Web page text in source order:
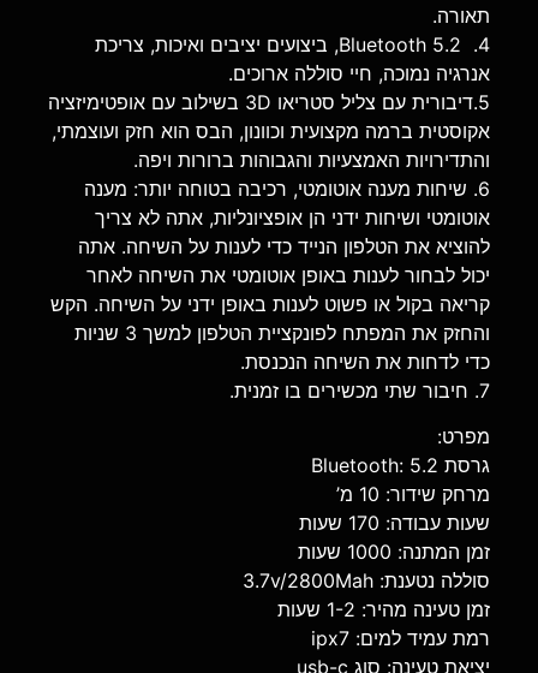
תאורה.
4. 5.2 Bluetooth, ביצועים יציבים ואיכות, צריכת
אנרגיה נמוכה, חיי סוללה ארוכים.
5.דיבורית עם צליל סטריאו 3D בשילוב עם אופטימיזציה
אקוסטית ברמה מקצועית וכוונון, הבס הוא חזק ועוצמתי,
והתדירויות האמצעיות והגבוהות ברורות ויפה.
6. שיחות מענה אוטומטי, רכיבה בטוחה יותר: מענה
אוטומטי ושיחות ידני הן אופציונליות, אתה לא צריך
להוציא את הטלפון הנייד כדי לענות על השיחה. אתה
יכול לבחור לענות באופן אוטומטי את השיחה לאחר
קריאה בקול או פשוט לענות באופן ידני על השיחה. הקש
והחזק את המפתח לפונקציית הטלפון למשך 3 שניות
כדי לדחות את השיחה הנכנסת.
7. חיבור שתי מכשירים בו זמנית.
מפרט:
גרסת Bluetooth: 5.2
מרחק שידור: 10 מ’
שעות עבודה: 170 שעות
זמן המתנה: 1000 שעות
סוללה נטענת: 3.7v/2800Mah
זמן טעינה מהיר: 1-2 שעות
רמת עמיד למים: ipx7
יציאת טעינה: סוג usb-c